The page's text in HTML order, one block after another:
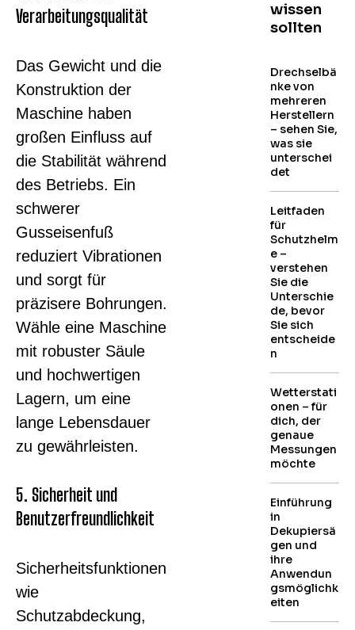
Verarbeitungsqualität
Das Gewicht und die
Konstruktion der
Maschine haben
großen Einfluss auf
die Stabilität während
des Betriebs. Ein
schwerer
Gusseisenfuß
reduziert Vibrationen
und sorgt für
präzisere Bohrungen.
Wähle eine Maschine
mit robuster Säule
und hochwertigen
Lagern, um eine
lange Lebensdauer
zu gewährleisten.
5. Sicherheit und
Benutzerfreundlichkeit
Sicherheitsfunktionen
wie
Schutzabdeckung,
wissen
sollten
Drechselbä
nke von
mehreren
Herstellern
– sehen Sie,
was sie
unterschei
det
Leitfaden
für
Schutzhelm
e –
verstehen
Sie die
Unterschie
de, bevor
Sie sich
entscheide
n
Wetterstati
onen – für
dich, der
genaue
Messungen
möchte
Einführung
in
Dekupiersä
gen und
ihre
Anwendun
gsmöglichk
eiten